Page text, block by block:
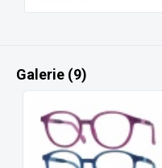
Galerie (9)